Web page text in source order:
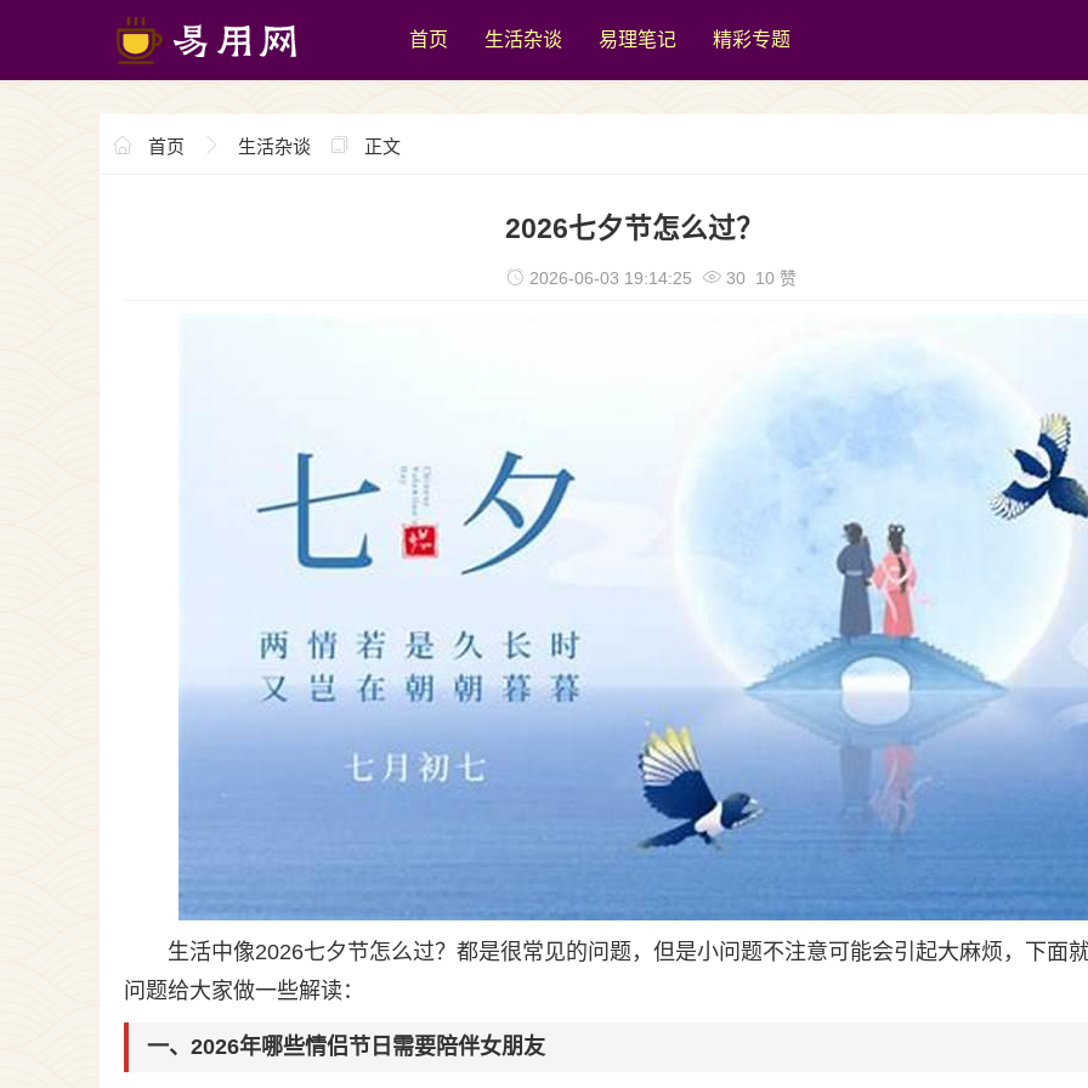
首页 生活杂谈 易理笔记 精彩专题
首页 生活杂谈 正文
2026七夕节怎么过？
2026-06-03 19:14:25 30 10 赞
生活中像2026七夕节怎么过？都是很常见的问题，但是小问题不注意可能会引起大麻烦，下面
问题给大家做一些解读：
一、2026年哪些情侣节日需要陪伴女朋友